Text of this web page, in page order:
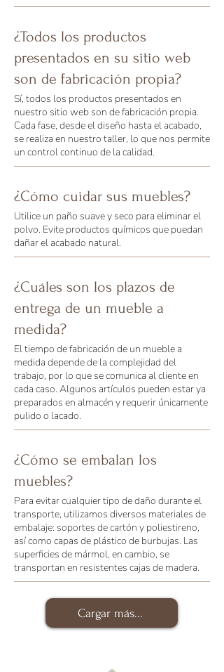
¿Todos los productos
presentados en su sitio web
son de fabricación propia?
Sí, todos los productos presentados en
nuestro sitio web son de fabricación propia.
Cada fase, desde el diseño hasta el acabado,
se realiza en nuestro taller, lo que nos permite
un control continuo de la calidad.
¿Cómo cuidar sus muebles?
Utilice un paño suave y seco para eliminar el
polvo. Evite productos químicos que puedan
dañar el acabado natural.
¿Cuáles son los plazos de
entrega de un mueble a
medida?
El tiempo de fabricación de un mueble a
medida depende de la complejidad del
trabajo, por lo que se comunica al cliente en
cada caso. Algunos artículos pueden estar ya
preparados en almacén y requerir únicamente
pulido o lacado.
¿Cómo se embalan los
muebles?
Para evitar cualquier tipo de daño durante el
transporte, utilizamos diversos materiales de
embalaje: soportes de cartón y poliestireno,
así como capas de plástico de burbujas. Las
superficies de mármol, en cambio, se
transportan en resistentes cajas de madera.
Cargar más...